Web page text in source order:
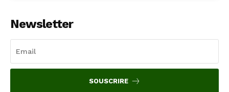
Newsletter
SOUSCRIRE